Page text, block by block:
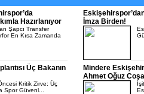
Hazırlanıyor
Şapcı Transfer
En Kısa Zamanda
Üç Bakanın
Kritik Zirve: Üç
Spor Güvenl...
İmza Birden!
Mindere
Ahmet Oğuz